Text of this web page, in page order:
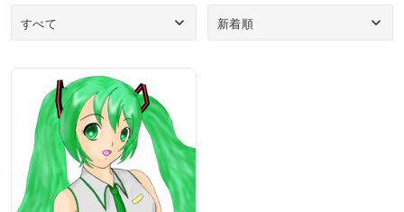
すべて 新着順